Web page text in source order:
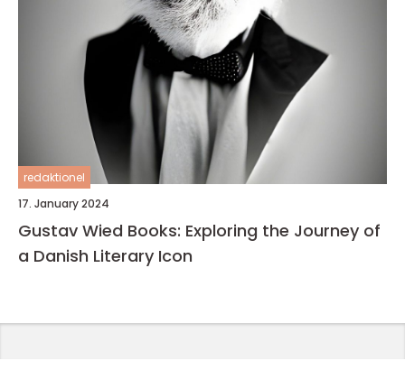
redaktionel
17. January 2024
Gustav Wied Books: Exploring the Journey of
a Danish Literary Icon